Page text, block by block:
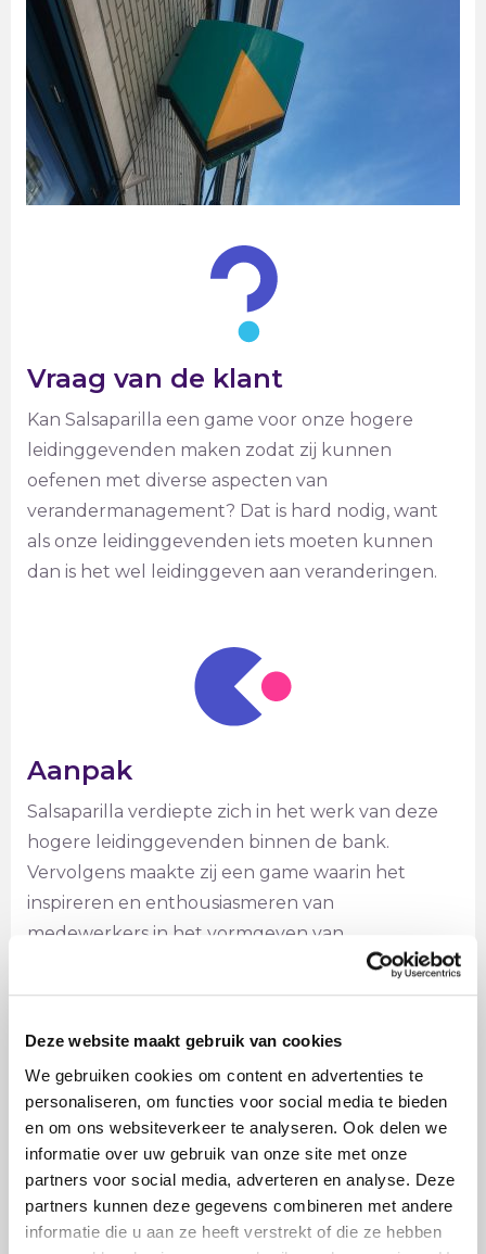
Deze website maakt gebruik van cookies
We gebruiken cookies om content en advertenties te
personaliseren, om functies voor social media te bieden
en om ons websiteverkeer te analyseren. Ook delen we
informatie over uw gebruik van onze site met onze
partners voor social media, adverteren en analyse. Deze
partners kunnen deze gegevens combineren met andere
informatie die u aan ze heeft verstrekt of die ze hebben
Vraag van de klant
Kan Salsaparilla een game voor onze hogere
leidinggevenden maken zodat zij kunnen
oefenen met diverse aspecten van
verandermanagement? Dat is hard nodig, want
als onze leidinggevenden iets moeten kunnen
dan is het wel leidinggeven aan veranderingen.
Aanpak
Salsaparilla verdiepte zich in het werk van deze
hogere leidinggevenden binnen de bank.
Vervolgens maakte zij een game waarin het
inspireren en enthousiasmeren van
medewerkers in het vormgeven van
veranderingen voorop kwam te staan. Het spel
kreeg als titel “Ja ik ga mee” en het team dat de
veranderingen en daarbij ook nog goed gebruik
wist te maken van de HR adviseurs won de game.